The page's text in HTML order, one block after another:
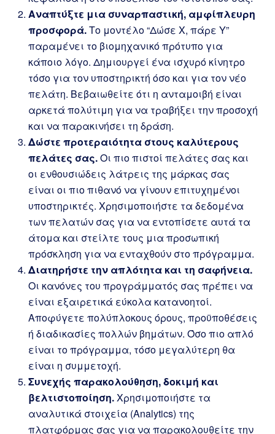
Αναπτύξτε μια συναρπαστική, αμφίπλευρη
προσφορά.Το μοντέλο “Δώσε Χ, πάρε Υ”
παραμένει το βιομηχανικό πρότυπο για
κάποιο λόγο. Δημιουργεί ένα ισχυρό κίνητρο
τόσο για τον υποστηρικτή όσο και για τον νέο
πελάτη. Βεβαιωθείτε ότι η ανταμοιβή είναι
αρκετά πολύτιμη για να τραβήξει την προσοχή
και να παρακινήσει τη δράση.
Δώστε προτεραιότητα στους καλύτερους
πελάτες σας.Οι πιο πιστοί πελάτες σας και
οι ενθουσιώδεις λάτρεις της μάρκας σας
είναι οι πιο πιθανό να γίνουν επιτυχημένοι
υποστηρικτές. Χρησιμοποιήστε τα δεδομένα
των πελατών σας για να εντοπίσετε αυτά τα
άτομα και στείλτε τους μια προσωπική
πρόσκληση για να ενταχθούν στο πρόγραμμα.
Διατηρήστε την απλότητα και τη σαφήνεια.
Οι κανόνες του προγράμματός σας πρέπει να
είναι εξαιρετικά εύκολα κατανοητοί.
Αποφύγετε πολύπλοκους όρους, προϋποθέσεις
ή διαδικασίες πολλών βημάτων. Όσο πιο απλό
είναι το πρόγραμμα, τόσο μεγαλύτερη θα
είναι η συμμετοχή.
Συνεχής παρακολούθηση, δοκιμή και
βελτιστοποίηση.Χρησιμοποιήστε τα
αναλυτικά στοιχεία (Analytics) της
πλατφόρμας σας για να παρακολουθείτε την